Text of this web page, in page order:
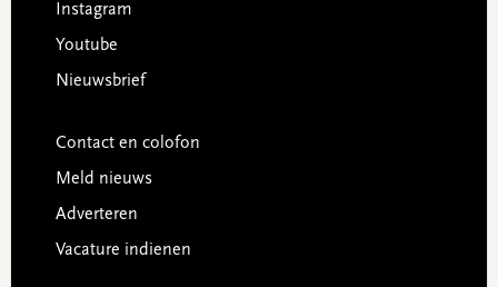
Instagram
Youtube
Nieuwsbrief
Contact en colofon
Meld nieuws
Adverteren
Vacature indienen